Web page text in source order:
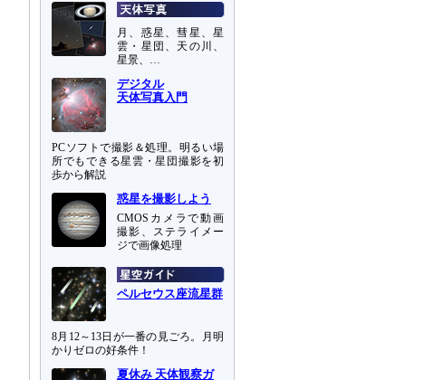
月、惑星、彗星、星
雲・星団、天の川、
星景、…
デジタル
天体写真入門
PCソフトで撮影＆処理。明るい場
所でもできる星雲・星団撮影を初
歩から解説
惑星を撮影しよう
CMOSカメラで動画
撮影、ステライメー
ジで画像処理
ペルセウス座流星群
8月12～13日が一番の見ごろ。月明
かりゼロの好条件！
夏休み 天体観察ガ